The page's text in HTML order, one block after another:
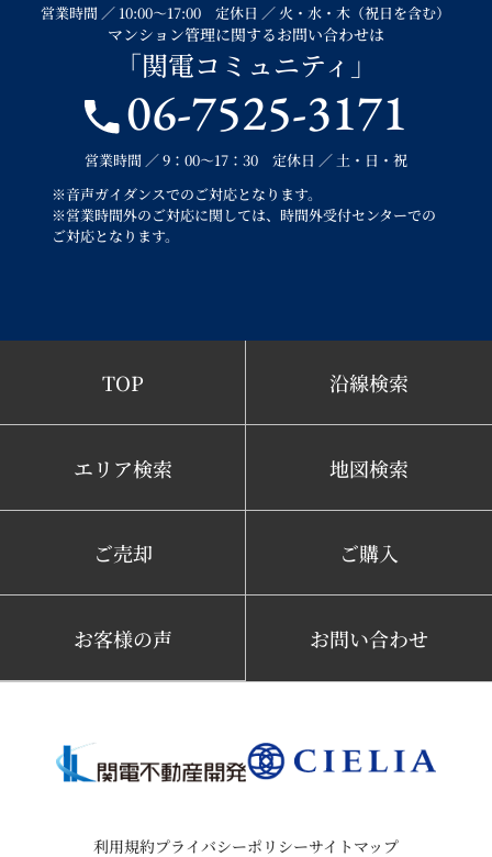
営業時間 ／ 10:00～17:00 定休日 ／ 火・水・木（祝日を含む）
マンション管理に関するお問い合わせは
「関電コミュニティ」
06-7525-3171
営業時間 ／ 9：00～17：30 定休日 ／ 土・日・祝
※音声ガイダンスでのご対応となります。
※営業時間外のご対応に関しては、時間外受付センターでの
ご対応となります。
TOP 沿線検索
エリア検索 地図検索
ご売却 ご購入
お客様の声 お問い合わせ
利用規約プライバシーポリシーサイトマップ